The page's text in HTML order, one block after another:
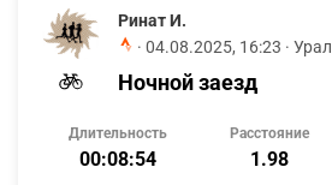
Ринат И.
· 04.08.2025, 16:23 · Урал
Ночной заезд
Длительность
00:08:54
Расстояние
1.98